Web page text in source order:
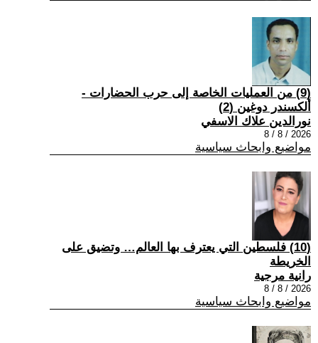
(9) من العمليات الخاصة إلى حرب الحضارات -
ألكسندر دوغين (2)
نورالدين علاك الاسفي
2026 / 8 / 8
مواضيع وابحاث سياسية
(10) فلسطين التي يعترف بها العالم… وتضيق على
الخريطة
رانية مرجية
2026 / 8 / 8
مواضيع وابحاث سياسية